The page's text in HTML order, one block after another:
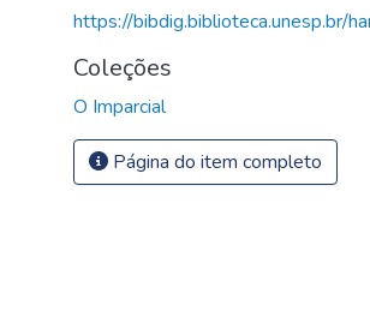
https://bibdig.biblioteca.unesp.br/
Coleções
O Imparcial
Página do item completo